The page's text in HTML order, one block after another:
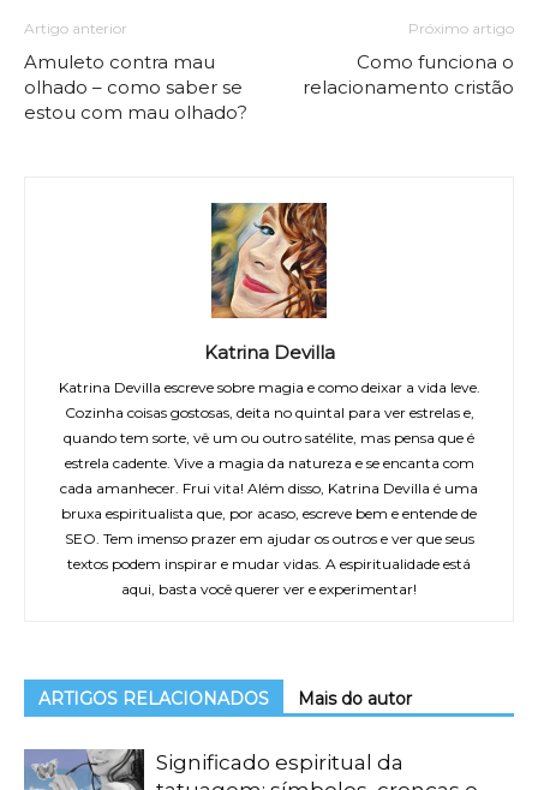
Artigo anterior
Amuleto contra mau
olhado – como saber se
estou com mau olhado?
Próximo artigo
Como funciona o
relacionamento cristão
Katrina Devilla
Katrina Devilla escreve sobre magia e como deixar a vida leve.
Cozinha coisas gostosas, deita no quintal para ver estrelas e,
quando tem sorte, vê um ou outro satélite, mas pensa que é
estrela cadente. Vive a magia da natureza e se encanta com
cada amanhecer. Frui vita! Além disso, Katrina Devilla é uma
bruxa espiritualista que, por acaso, escreve bem e entende de
SEO. Tem imenso prazer em ajudar os outros e ver que seus
textos podem inspirar e mudar vidas. A espiritualidade está
aqui, basta você querer ver e experimentar!
ARTIGOS RELACIONADOS Mais do autor
Significado espiritual da